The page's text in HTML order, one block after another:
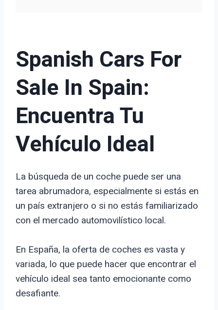
Spanish Cars For
Sale In Spain:
Encuentra Tu
Vehículo Ideal
La búsqueda de un coche puede ser una
tarea abrumadora, especialmente si estás en
un país extranjero o si no estás familiarizado
con el mercado automovilístico local.
En España, la oferta de coches es vasta y
variada, lo que puede hacer que encontrar el
vehículo ideal sea tanto emocionante como
desafiante.